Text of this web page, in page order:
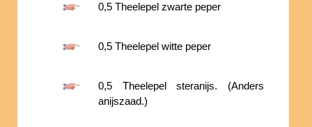
0,5 Theelepel zwarte peper
0,5 Theelepel witte peper
0,5 Theelepel steranijs. (Anders
anijszaad.)